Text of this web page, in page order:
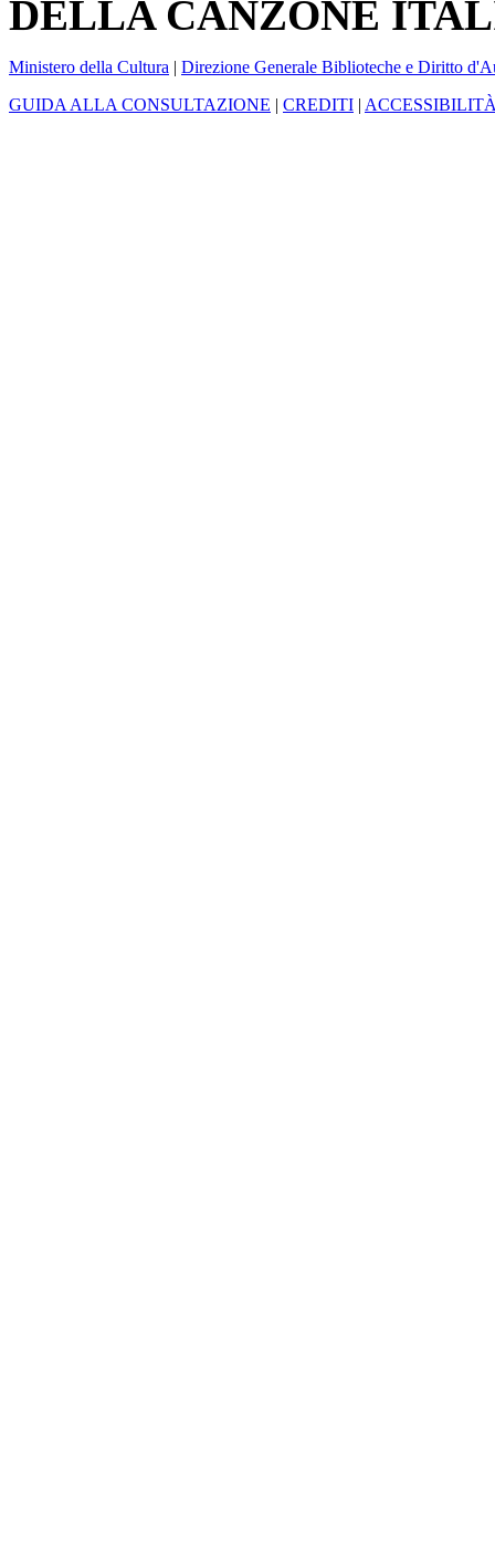
DELLA CANZONE
Ministero della Cultura | Direzione Generale Biblioteche e Diritto
GUIDA ALLA CONSULTAZIONE | CREDITI |